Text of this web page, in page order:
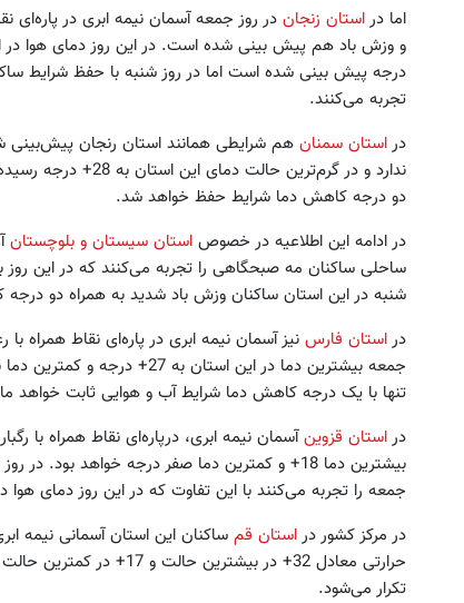
اما دراستان زنجان در روز جمعه آسمان نیمه ابری در پاره‌ای
تجربه می‌کنند.
دراستان سمنان هم شرایطی همانند استان رنجان پیش‌بینی
دو درجه کاهش دما شرایط حفظ خواهد شد.
در ادامه این اطلاعیه در خصوص استان سیستان و بلوچستان
شنبه در این استان ساکنان وزش باد شدید به همراه دو
دراستان فارس نیز آسمان نیمه ابری در پاره‌ای نقاط
تنها با یک درجه کاهش دما شرایط آب و هوایی ثابت خواهد
دراستان قزوینآسمان نیمه ابری، درپاره‌ای نقاط همراه با
بیشترین دما 18+ و کمترین دما صفر درجه خواهد
جمعه را تجربه می‌کنند با این تفاوت که در این روز دمای
در مرکز کشور دراستان قم ساکنان این استان آسمانی نیمه
حرارتی معادل 32+ در
تکرار می‌شود.